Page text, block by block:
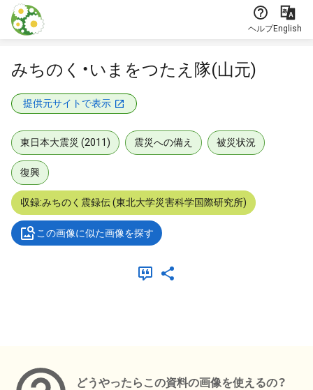
本文に飛ぶ
ヘルプEnglish
みちのく・いまをつたえ隊(山元)
提供元サイトで表示
東日本大震災 (2011) 震災への備え 被災状況
復興
収録:みちのく震録伝 (東北大学災害科学国際研究所)
この画像に似た画像を探す
どうやったらこの資料の画像を使えるの？